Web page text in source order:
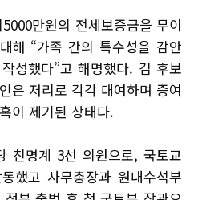
만원의 전세보증금을 무이
해 “가족 간의 특수성을 감안
성했다”고 해명했다. 김 후보
은 저리로 각각 대여하며 증여
이 제기된 상태다.
친명계 3선 의원으로, 국토교
했고 사무총장과 원내수석부